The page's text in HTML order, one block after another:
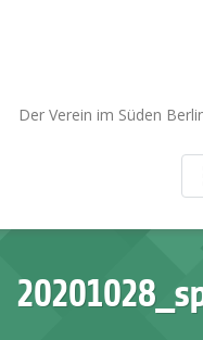
Der Verein im Süden